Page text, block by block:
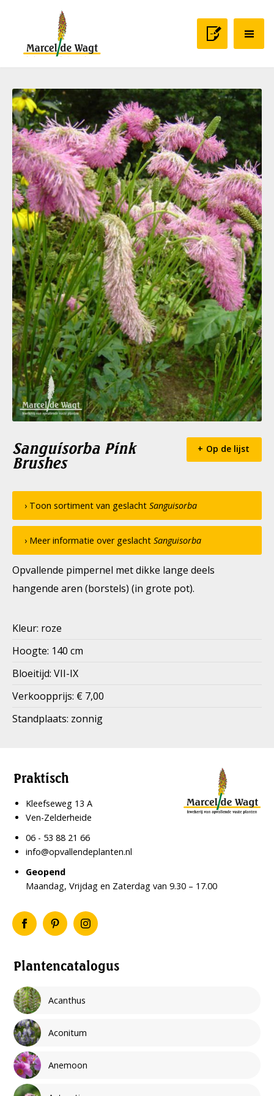
Sanguisorba Pink
Brushes
Op de lijst
› Toon sortiment van geslacht Sanguisorba
› Meer informatie over geslacht Sanguisorba
Opvallende pimpernel met dikke lange deels
hangende aren (borstels) (in grote pot).
Kleur: roze
Hoogte: 140 cm
Bloeitijd: VII-IX
Verkoopprijs: € 7,00
Standplaats: zonnig
Plantencatalogus
Acanthus
Aconitum
Anemoon
Praktisch
Kleefseweg 13 A
Ven-Zelderheide
06 - 53 88 21 66
info@opvallendeplanten.nl
Geopend
Maandag, Vrijdag en Zaterdag van 9.30 – 17.00